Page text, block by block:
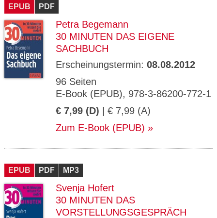
EPUB PDF
Petra Begemann
30 MINUTEN DAS EIGENE
SACHBUCH
Erscheinungstermin: 08.08.2012
96 Seiten
E-Book (EPUB), 978-3-86200-772-1
€ 7,99 (D) | € 7,99 (A)
Zum E-Book (EPUB)
EPUB PDF MP3
Svenja Hofert
30 MINUTEN DAS
VORSTELLUNGSGESPRÄCH